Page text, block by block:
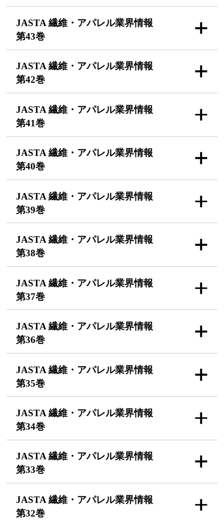
JASTA 繊維・アパレル業界情報
第43巻
JASTA 繊維・アパレル業界情報
第42巻
JASTA 繊維・アパレル業界情報
第41巻
JASTA 繊維・アパレル業界情報
第40巻
JASTA 繊維・アパレル業界情報
第39巻
JASTA 繊維・アパレル業界情報
第38巻
JASTA 繊維・アパレル業界情報
第37巻
JASTA 繊維・アパレル業界情報
第36巻
JASTA 繊維・アパレル業界情報
第35巻
JASTA 繊維・アパレル業界情報
第34巻
JASTA 繊維・アパレル業界情報
第33巻
JASTA 繊維・アパレル業界情報
第32巻